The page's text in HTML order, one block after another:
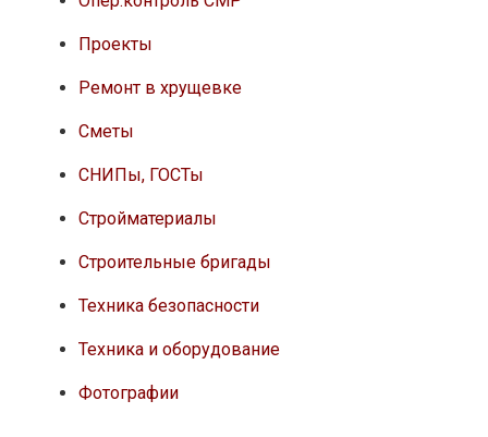
Проекты
Ремонт в хрущевке
Сметы
СНИПы, ГОСТы
Стройматериалы
Строительные бригады
Техника безопасности
Техника и оборудование
Фотографии